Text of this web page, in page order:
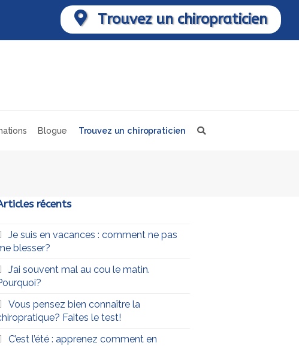
Trouvez un chiropraticien
Blogue Trouvez un chiropraticien
récents
Je suis en vacances : comment ne pas
blesser?
J’ai souvent mal au cou le matin.
Vous pensez bien connaître la
Faites le test!
C’est l’été : apprenez comment en